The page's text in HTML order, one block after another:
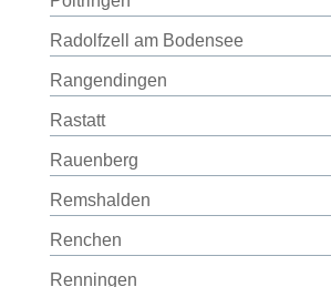
Radolfzell am Bodensee
Rangendingen
Rastatt
Rauenberg
Remshalden
Renchen
Renningen